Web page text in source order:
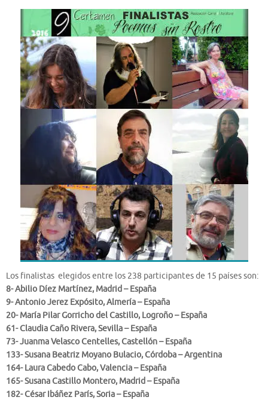
Los finalistas elegidos entre los 238 participantes de 15 países son:
8- Abilio Díez Martínez, Madrid – España
9- Antonio Jerez Expósito, Almería – España
20- María Pilar Gorricho del Castillo, Logroño – España
61- Claudia Caño Rivera, Sevilla – España
73- Juanma Velasco Centelles, Castellón – España
133- Susana Beatriz Moyano Bulacio, Córdoba – Argentina
164- Laura Cabedo Cabo, Valencia – España
165- Susana Castillo Montero, Madrid – España
182- César Ibáñez París, Soria – España